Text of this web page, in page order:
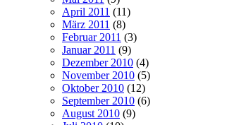
April 2011 (11)
März 2011 (8)
Februar 2011 (3)
Januar 2011 (9)
Dezember 2010 (4)
November 2010 (5)
Oktober 2010 (12)
September 2010 (6)
August 2010 (9)